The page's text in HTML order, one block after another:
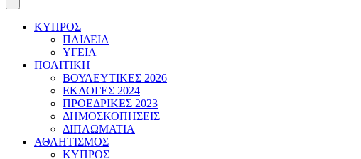
ΚΥΠΡΟΣ
ΠΑΙΔΕΙΑ
ΥΓΕΙΑ
ΠΟΛΙΤΙΚΗ
ΒΟΥΛΕΥΤΙΚΕΣ 2026
ΕΚΛΟΓΕΣ 2024
ΠΡΟΕΔΡΙΚΕΣ 2023
ΔΗΜΟΣΚΟΠΗΣΕΙΣ
ΔΙΠΛΩΜΑΤΙΑ
ΑΘΛΗΤΙΣΜΟΣ
ΚΥΠΡΟΣ